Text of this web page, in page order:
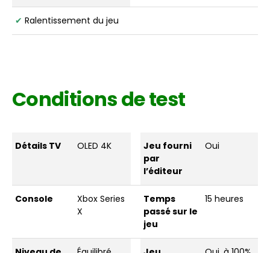
✔ Ralentissement du jeu
Conditions de test
Détails TV OLED 4K
Jeu fourni
par
l’éditeur
Oui
Console
Xbox Series
X
Temps
passé sur le
jeu
15 heures